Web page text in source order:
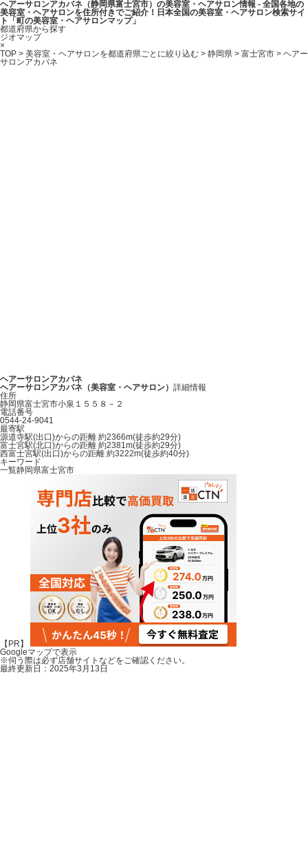
ヘアーサロンアカバネ（静岡県富士宮市）の美容室・ヘアサロン情報 - 全国各地の
美容室・ヘアサロンを住所付きでご紹介！日本全国の美容室・ヘアサロン検索サイ
ト「町の美容室・ヘアサロンマップ」
都道府県から探す
ジオマップ
×
TOP > 美容室・ヘアサロンを都道府県ごとに絞り込む > 静岡県 > 富士宮市 > ヘアー
サロンアカバネ
ヘアーサロンアカバネ
ヘアーサロンアカバネ（美容室・ヘアサロン） 詳細情報
住所
静岡県富士宮市小泉１５５８－２
電話番号
0544-24-9041
最寄駅
源道寺駅(出口)からの距離 約2366m(徒歩約29分)
富士宮駅(北口)からの距離 約2381m(徒歩約29分)
西富士宮駅(出口)からの距離 約3222m(徒歩約40分)
キーワード
一覧静岡県富士宮市
【PR】
ヘアーサロンアカバネ
Googleマップで表示
※伺う際は必ず店舗サイトなどをご確認ください。
最終更新日：2025年3月13日